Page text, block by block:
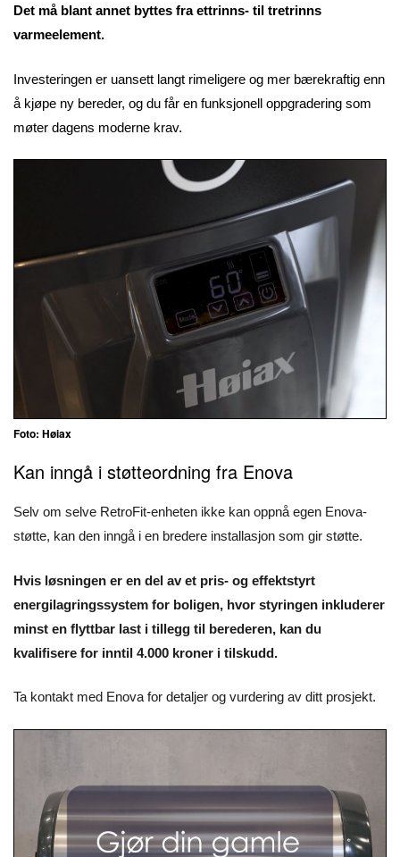
Det må blant annet byttes fra ettrinns- til tretrinns
varmeelement.
Investeringen er uansett langt rimeligere og mer bærekraftig enn
å kjøpe ny bereder, og du får en funksjonell oppgradering som
møter dagens moderne krav.
Foto: Høiax
Kan inngå i støtteordning fra Enova
Selv om selve RetroFit-enheten ikke kan oppnå egen Enova-
støtte, kan den inngå i en bredere installasjon som gir støtte.
Hvis løsningen er en del av et pris- og effektstyrt
energilagringssystem for boligen, hvor styringen inkluderer
minst en flyttbar last i tillegg til berederen, kan du
kvalifisere for inntil 4.000 kroner i tilskudd.
Ta kontakt med Enova for detaljer og vurdering av ditt prosjekt.